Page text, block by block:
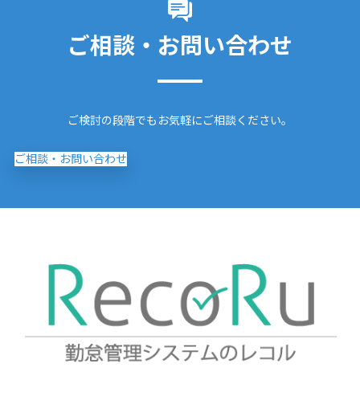
ご相談・お問い合わせ
ご検討の段階でもお気軽にご相談ください。
ご相談・お問い合わせ